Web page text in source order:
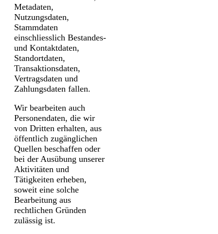
Metadaten,
Nutzungsdaten,
Stammdaten
einschliesslich Bestandes-
und Kontakt­daten,
Standortdaten,
Transaktions­daten,
Vertrags­daten und
Zahlungs­daten fallen.
Wir bearbeiten auch
Personen­daten, die wir
von Dritten erhalten, aus
öffentlich zugänglichen
Quellen beschaffen oder
bei der Ausübung unserer
Aktivitäten und
Tätigkeiten erheben,
soweit eine solche
Bearbeitung aus
rechtlichen Gründen
zulässig ist.